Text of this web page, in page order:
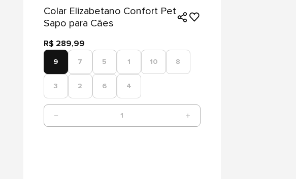
Colar Elizabetano Confort Pet
Sapo para Cães
R$ 289,99
9 7 5 1 10 8
3 2 6 4
1